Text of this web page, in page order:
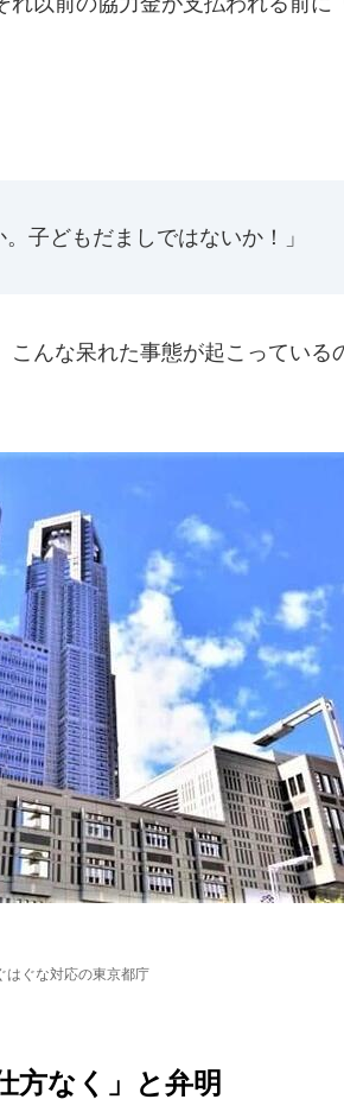
子どもだましではないか！」
んな呆れた事態が起こっている
はぐな対応の東京都庁
方なく」と弁明